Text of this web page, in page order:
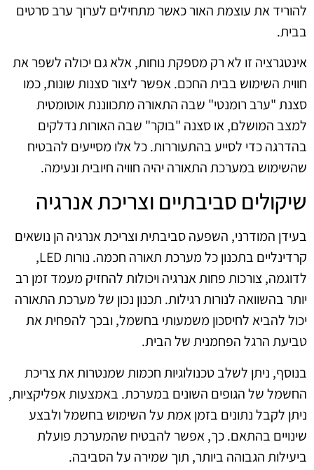
להוריד את עוצמת האור כאשר מתחילים לערוך ערב סרטים
בבית.
אינטגרציה זו לא רק מספקת נוחות, אלא גם יכולה לשפר את
חווית השימוש בבית החכם. אפשר ליצור סצנות שונות, כמו
סצנת "ערב רומנטי" שבה התאורה מתכווננת אוטומטית
למצב המושלם, או סצנה "בוקר" שבה האורות נדלקים
בהדרגה כדי לסייע בהתעוררות. כל אלו מסייעים להבטיח
שהשימוש במערכת התאורה יהיה חוויה חיובית ונעימה.
שיקולים סביבתיים וצריכת אנרגיה
בעידן המודרני, השפעה סביבתית וצריכת אנרגיה הן נושאים
קרדינליים בתכנון כל מערכת תאורה חכמה. נורות LED,
לדוגמה, צורכות פחות אנרגיה ויכולות להחזיק מעמד זמן רב
יותר בהשוואה לנורות רגילות. תכנון נכון של מערכת התאורה
יכול להביא לחיסכון משמעותי בחשמל, ובכך להפחית את
טביעת הרגל הפחמנית של הבית.
בנוסף, ניתן לשלב טכנולוגיות חכמות שמנטרות את צריכת
החשמל של הגופים השונים במערכת. באמצעות אפליקציות,
ניתן לקבל נתונים בזמן אמת על השימוש בחשמל ולבצע
שינויים בהתאם. כך, אפשר להבטיח שהמערכת פועלת
ביעילות הגבוהה ביותר, תוך שמירה על הסביבה.